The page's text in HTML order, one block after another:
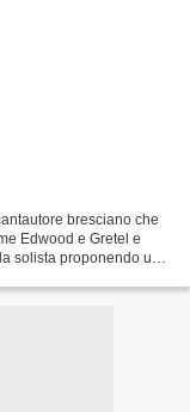
bresciano che
Edwood e Gretel e
solista proponendo una